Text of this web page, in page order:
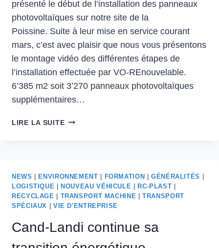
présenté le début de l’installation des panneaux
photovoltaïques sur notre site de la
Poissine. Suite à leur mise en service courant
mars, c’est avec plaisir que nous vous présentons
le montage vidéo des différentes étapes de
l’installation effectuée par VO-REnouvelable.
6’385 m2 soit 3’270 panneaux photovoltaïques
supplémentaires…
LIRE LA SUITE MISE
PHOTOVOLTAÏQUES
À
LA
POISSINE
NEWS ENVIRONNEMENT FORMATION |GÉNÉRALITÉS
LOGISTIQUE
NOUVEAU VÉHICULE RC-PLAST
RECYCLAGE
TRANSPORT MACHINE |TRANSPORT
SPÉCIAUX
VIE D'ENTREPRISE
Cand-Landi continue sa